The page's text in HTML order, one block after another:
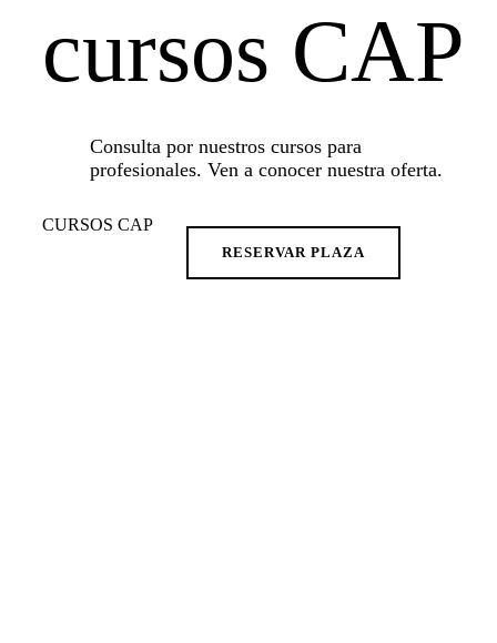
cursos CAP
Consulta por nuestros cursos para
profesionales. Ven a conocer nuestra oferta.
CURSOS CAP
RESERVAR PLAZA